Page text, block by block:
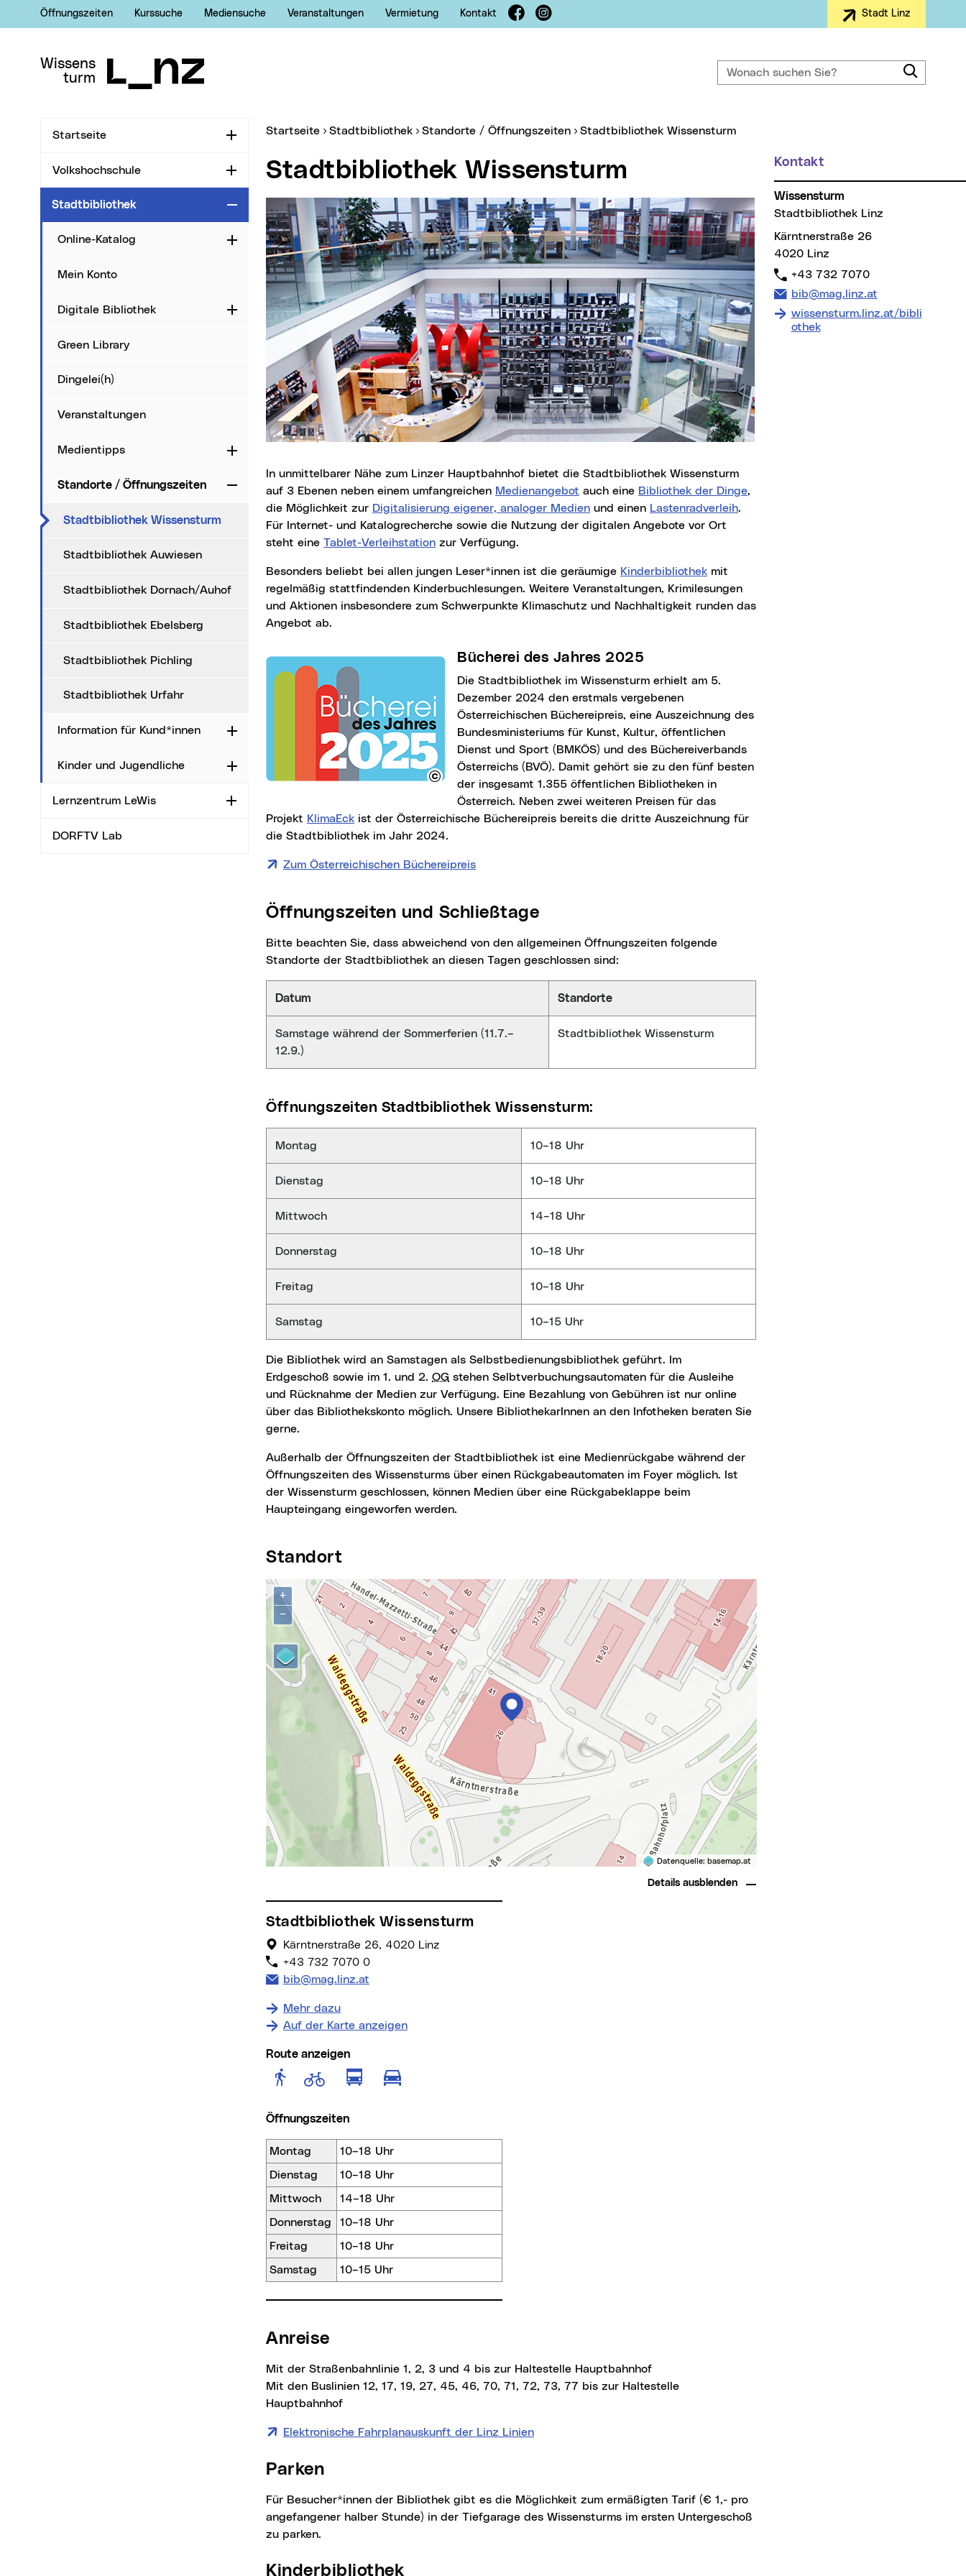
Zur Navigation
Zum Inhalt
Zur Suche
Öffnungszeiten Kurssuche Mediensuche Veranstaltungen Vermietung Kontakt Facebook
Instagram Stadt Linz
Wissens
turm
Wonach suchen Sie?
Startseite Aufklappen
Volkshochschule Aufklappen
Stadtbibliothek Zuklappen
Online-Katalog Aufklappen
Mein Konto
Digitale Bibliothek Aufklappen
Green Library
Dingelei(h)
Veranstaltungen
Medientipps Aufklappen
Standorte / Öffnungszeiten Zuklappen
Stadtbibliothek Wissensturm (aktueller Menüpunkt)
Stadtbibliothek Auwiesen
Stadtbibliothek Dornach/Auhof
Stadtbibliothek Ebelsberg
Stadtbibliothek Pichling
Stadtbibliothek Urfahr
Information für Kund*innen Aufklappen
Kinder und Jugendliche Aufklappen
Lernzentrum LeWis Aufklappen
DORFTV Lab
Sie sind hier:
Startseite Stadtbibliothek Standorte / Öffnungszeiten Stadtbibliothek Wissensturm
Stadtbibliothek Wissensturm
In unmittelbarer Nähe zum Linzer Hauptbahnhof bietet die Stadtbibliothek Wissensturm
auf 3 Ebenen neben einem umfangreichen Medienangebot auch eine Bibliothek der Dinge,
die Möglichkeit zur Digitalisierung eigener, analoger Medien und einen Lastenradverleih.
Für Internet- und Katalogrecherche sowie die Nutzung der digitalen Angebote vor Ort
steht eine Tablet-Verleihstation zur Verfügung.
Besonders beliebt bei allen jungen Leser*innen ist die geräumige Kinderbibliothek mit
regelmäßig stattfindenden Kinderbuchlesungen. Weitere Veranstaltungen, Krimilesungen
und Aktionen insbesondere zum Schwerpunkte Klimaschutz und Nachhaltigkeit runden das
Angebot ab.
Bücherei des Jahres 2025
Die Stadtbibliothek im Wissensturm erhielt am 5.
Dezember 2024 den erstmals vergebenen
Österreichischen Büchereipreis, eine Auszeichnung des
Bundesministeriums für Kunst, Kultur, öffentlichen
Dienst und Sport (BMKÖS) und des Büchereiverbands
Österreichs (BVÖ). Damit gehört sie zu den fünf besten
der insgesamt 1.355 öffentlichen Bibliotheken in
Österreich. Neben zwei weiteren Preisen für das
Projekt KlimaEck ist der Österreichische Büchereipreis bereits die dritte Auszeichnung für
die Stadtbibliothek im Jahr 2024.
Zum Österreichischen Büchereipreis
Öffnungszeiten und Schließtage
Bitte beachten Sie, dass abweichend von den allgemeinen Öffnungszeiten folgende
Standorte der Stadtbibliothek an diesen Tagen geschlossen sind:
Datum Standorte
Samstage während der Sommerferien (11.7.–
12.9.)
Stadtbibliothek Wissensturm
Öffnungszeiten Stadtbibliothek Wissensturm:
Montag 10–18 Uhr
Dienstag 10–18 Uhr
Mittwoch 14–18 Uhr
Donnerstag 10–18 Uhr
Freitag 10–18 Uhr
Samstag 10–15 Uhr
Die Bibliothek wird an Samstagen als Selbstbedienungsbibliothek geführt. Im
Erdgeschoß sowie im 1. und 2. OG stehen Selbtverbuchungsautomaten für die Ausleihe
und Rücknahme der Medien zur Verfügung. Eine Bezahlung von Gebühren ist nur online
über das Bibliothekskonto möglich. Unsere BibliothekarInnen an den Infotheken beraten Sie
gerne.
Außerhalb der Öffnungszeiten der Stadtbibliothek ist eine Medienrückgabe während der
Öffnungszeiten des Wissensturms über einen Rückgabeautomaten im Foyer möglich. Ist
der Wissensturm geschlossen, können Medien über eine Rückgabeklappe beim
Haupteingang eingeworfen werden.
Standort
Karte überspringen
+
−
Datenquelle: basemap.at
Details ausblenden
Stadtbibliothek Wissensturm
Kärntnerstraße 26, 4020 Linz
+43 732 7070 0
E-Mail Adresse:
bib@mag.linz.at
Mehr dazu
Auf der Karte anzeigen
Route anzeigen
Route anzeigen für Fußgänger
Route anzeigen für Radfahrer
Route anzeigen für öffentliche Verkehrsmittel
Route anzeigen für motorisierten Individualverkehr
Öffnungszeiten
Montag 10–18 Uhr
Dienstag 10–18 Uhr
Mittwoch 14–18 Uhr
Donnerstag 10–18 Uhr
Freitag 10–18 Uhr
Samstag 10–15 Uhr
Anreise
Mit der Straßenbahnlinie 1, 2, 3 und 4 bis zur Haltestelle Hauptbahnhof
Mit den Buslinien 12, 17, 19, 27, 45, 46, 70, 71, 72, 73, 77 bis zur Haltestelle
Hauptbahnhof
Elektronische Fahrplanauskunft der Linz Linien
Parken
Für Besucher*innen der Bibliothek gibt es die Möglichkeit zum ermäßigten Tarif (€ 1,- pro
angefangener halber Stunde) in der Tiefgarage des Wissensturms im ersten Untergeschoß
zu parken.
Kinderbibliothek
Kontakt
Wissensturm
Stadtbibliothek Linz
Kärntnerstraße 26
4020 Linz
Telefon:
+43 732 7070
E-Mail Adresse:
bib@mag.linz.at
wissensturm.linz.at/bibli
othek